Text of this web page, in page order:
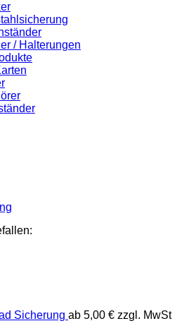
/ Halterungen
Sicherung ab 5,00 € zzgl. MwSt